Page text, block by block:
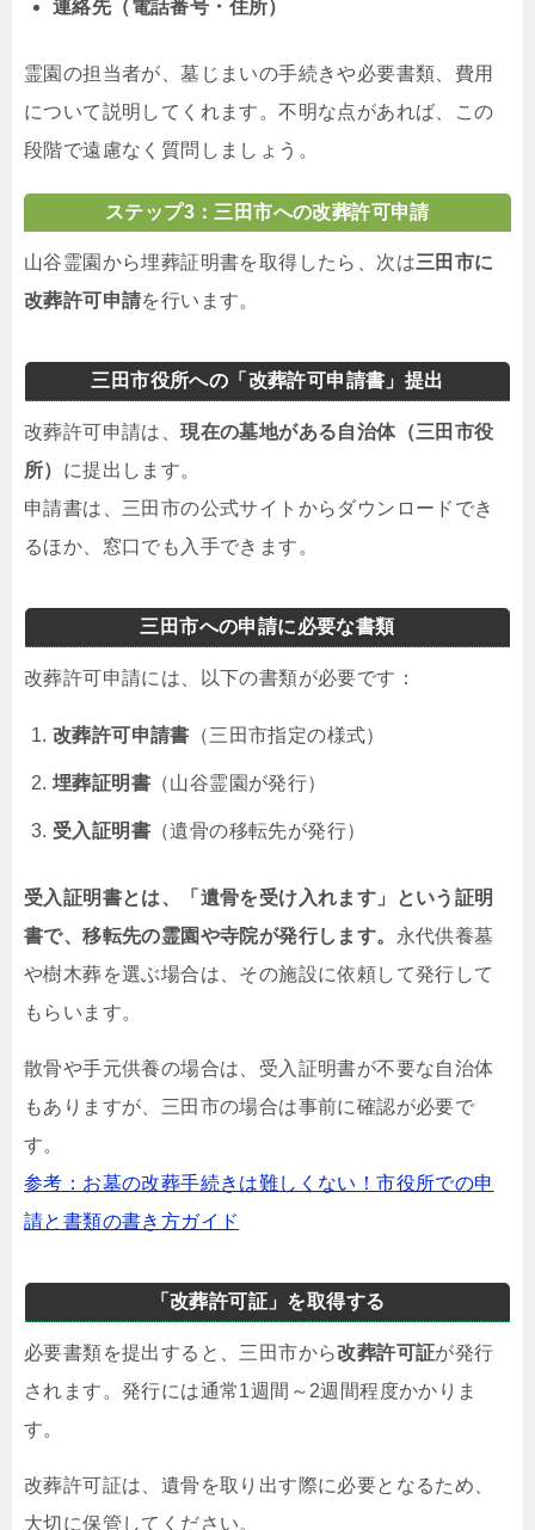
連絡先（電話番号・住所）
霊園の担当者が、墓じまいの手続きや必要書類、費用
について説明してくれます。不明な点があれば、この
段階で遠慮なく質問しましょう。
ステップ3：三田市への改葬許可申請
山谷霊園から埋葬証明書を取得したら、次は三田市に
改葬許可申請を行います。
三田市役所への「改葬許可申請書」提出
改葬許可申請は、現在の墓地がある自治体（三田市役
所） に提出します。
申請書は、三田市の公式サイトからダウンロードでき
るほか、窓口でも入手できます。
三田市への申請に必要な書類
改葬許可申請には、以下の書類が必要です：
改葬許可申請書 （三田市指定の様式）
埋葬証明書 （山谷霊園が発行）
受入証明書 （遺骨の移転先が発行）
受入証明書とは、「遺骨を受け入れます」という証明
書で、移転先の霊園や寺院が発行します。 永代供養墓
や樹木葬を選ぶ場合は、その施設に依頼して発行して
もらいます。
散骨や手元供養の場合は、受入証明書が不要な自治体
もありますが、三田市の場合は事前に確認が必要で
す。
参考：お墓の改葬手続きは難しくない！市役所での申
請と書類の書き方ガイド
「改葬許可証」を取得する
必要書類を提出すると、三田市から改葬許可証が発行
されます。発行には通常1週間～2週間程度かかりま
す。
改葬許可証は、遺骨を取り出す際に必要となるため、
大切に保管してください。